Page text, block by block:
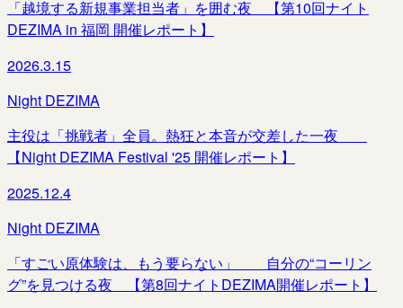
「越境する新規事業担当者」を囲む夜 【第10回ナイト
DEZIMA in 福岡 開催レポート】
2026.3.15
Night DEZIMA
主役は「挑戦者」全員。熱狂と本音が交差した一夜＿＿
【Night DEZIMA Festival '25 開催レポート】
2025.12.4
Night DEZIMA
「すごい原体験は、もう要らない」＿＿自分の“コーリン
グ”を見つける夜 【第8回ナイトDEZIMA開催レポート】